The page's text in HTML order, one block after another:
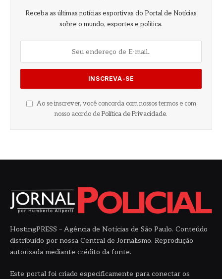
Receba as últimas notícias esportivas do Portal de Notícias
sobre o mundo, esportes e política.
Ao se inscrever, você concorda com nossos termos e com
nosso acordo de Política de Privacidade.
HostingPRESS – Agência de Notícias de São Paulo. Conteúdo
distribuído por nossa Central de Jornalismo. Reprodução
autorizada mediante crédito da fonte.
Este portal foi criado especificamente para conectar os